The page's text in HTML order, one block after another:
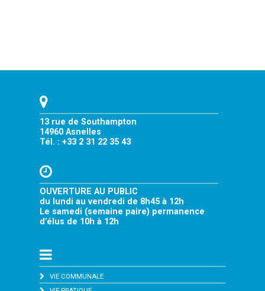
13 rue de Southampton
14960 Asnelles
Tél. : +33 2 31 22 35 43
OUVERTURE AU PUBLIC
du lundi au vendredi de 8h45 à 12h
Le samedi (semaine paire) permanence
d’élus de 10h à 12h
VIE COMMUNALE